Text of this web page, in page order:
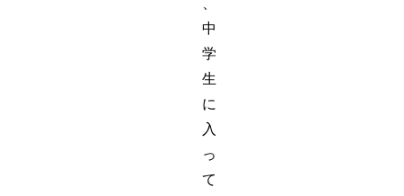
中
学
生
に
入
っ
て